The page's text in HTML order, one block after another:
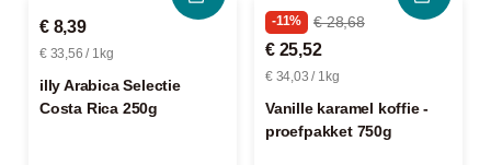
€ 8,39
€ 33,56 / 1kg
illy Arabica Selectie
Costa Rica 250g
-11% € 28,68
€ 25,52
€ 34,03 / 1kg
Vanille karamel koffie -
proefpakket 750g